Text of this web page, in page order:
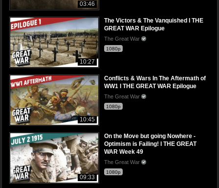
03:46
10:27
The Victors & The Vanquished I THE
GREAT WAR Epilogue
The Great War
1080p
10:45
Conflicts & Wars In The Aftermath of
WW1 I THE GREAT WAR Epilogue
The Great War
1080p
09:33
On the Move but going Nowhere -
Optimism is Failing! l THE GREAT
WAR Week 49
The Great War
1080p